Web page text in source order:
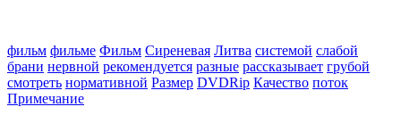
фильм фильме Фильм Сиреневая Литва системой слабой
брани нервной рекомендуется разные рассказывает грубой
смотреть нормативной Размер DVDRip Качество поток
Примечание